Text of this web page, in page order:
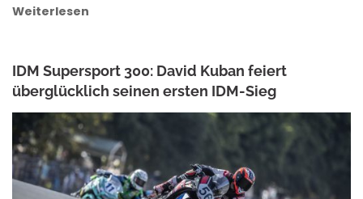
Weiterlesen
IDM Supersport 300: David Kuban feiert
überglücklich seinen ersten IDM-Sieg
ANKE WIECZOREK